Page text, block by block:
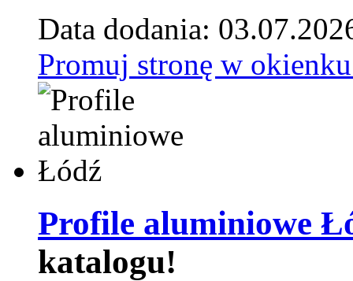
Data dodania:
Promuj stronę w
Profile aluminiowe
katalogu!